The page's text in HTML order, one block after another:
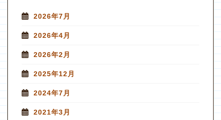
2026年7月
2026年4月
2026年2月
2025年12月
2024年7月
2021年3月